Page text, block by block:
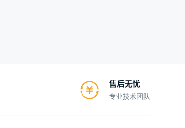
售后无忧
专业技术团队